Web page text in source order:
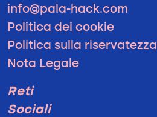
info@pala-hack.com
Politica dei cookie
Politica sulla riservatezza
Nota Legale
Reti
Sociali